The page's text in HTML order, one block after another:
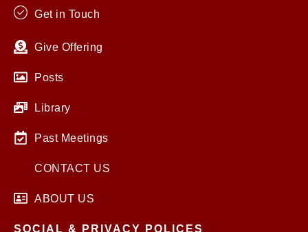
Get in Touch
Give Offering
Posts
Library
Past Meetings
CONTACT US
ABOUT US
SOCIAL & PRIVACY POLICES